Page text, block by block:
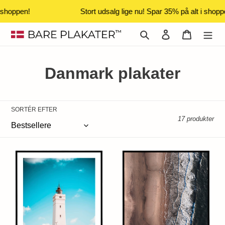
Stort udsalg lige nu! Spar 35% på alt i
Log ind
K
l
l
e
k
i
Danmark plakater
SORTÉR EFTER
17 produkter
Blåvandshuk
Plakat
Vesterhavet,
Danmark
Plakat